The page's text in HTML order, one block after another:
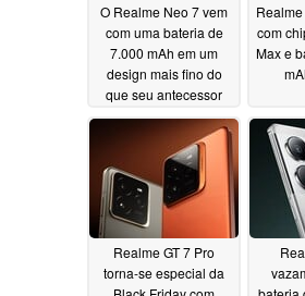
O Realme Neo 7 vem
com uma bateria de
7.000 mAh em um
design mais fino do
que seu antecessor
12/02/2024
com
Max e
Realme GT 7 Pro
torna-se especial da